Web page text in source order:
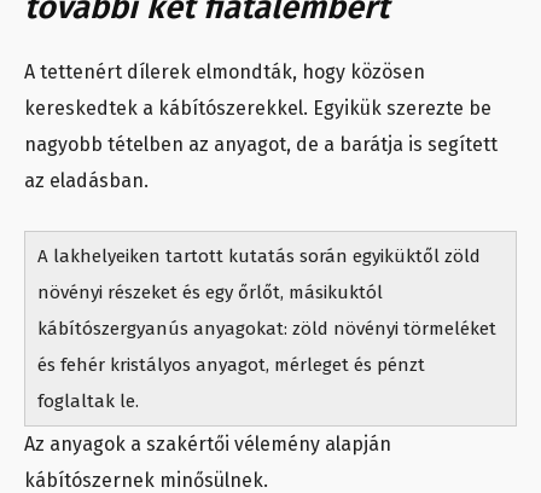
A tettenért dílerek elmondták, hogy közösen
kereskedtek a kábítószerekkel. Egyikük szerezte be
nagyobb tételben az anyagot, de a barátja is segített
az eladásban.
A lakhelyeiken tartott kutatás során egyiküktől zöld
növényi részeket és egy őrlőt, másikuktól
kábítószergyanús anyagokat: zöld növényi törmeléket
és fehér kristályos anyagot, mérleget és pénzt
foglaltak le.
Az anyagok a szakértői vélemény alapján
kábítószernek minősülnek.